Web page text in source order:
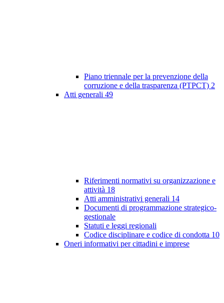
Piano triennale per la prevenzione della
corruzione e della trasparenza (PTPCT) 2
Atti generali 49
Riferimenti normativi su organizzazione e
attività 18
Atti amministrativi generali 14
Documenti di programmazione strategico-
gestionale
Statuti e leggi regionali
Codice disciplinare e codice di condotta 10
Oneri informativi per cittadini e imprese